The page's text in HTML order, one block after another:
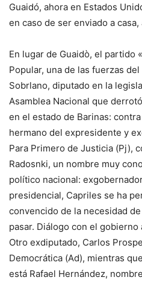
Guaidó, ahora en Estados
en caso de ser enviado a
En lugar de Guaidò, el partido
Popular, una de las fuerzas
Sobrlano, diputado en la
Asamblea Nacional que
en el estado de Barinas:
hermano del expresidente y
Para Primero de Justicia (Pj),
Radosnki, un nombre muy
político nacional:
presidencial, Capriles se ha
convencido de la necesidad
pasar. Diálogo con el
Otro exdiputado, Carlos
Democrática (Ad), mientras
está Rafael Hernández,